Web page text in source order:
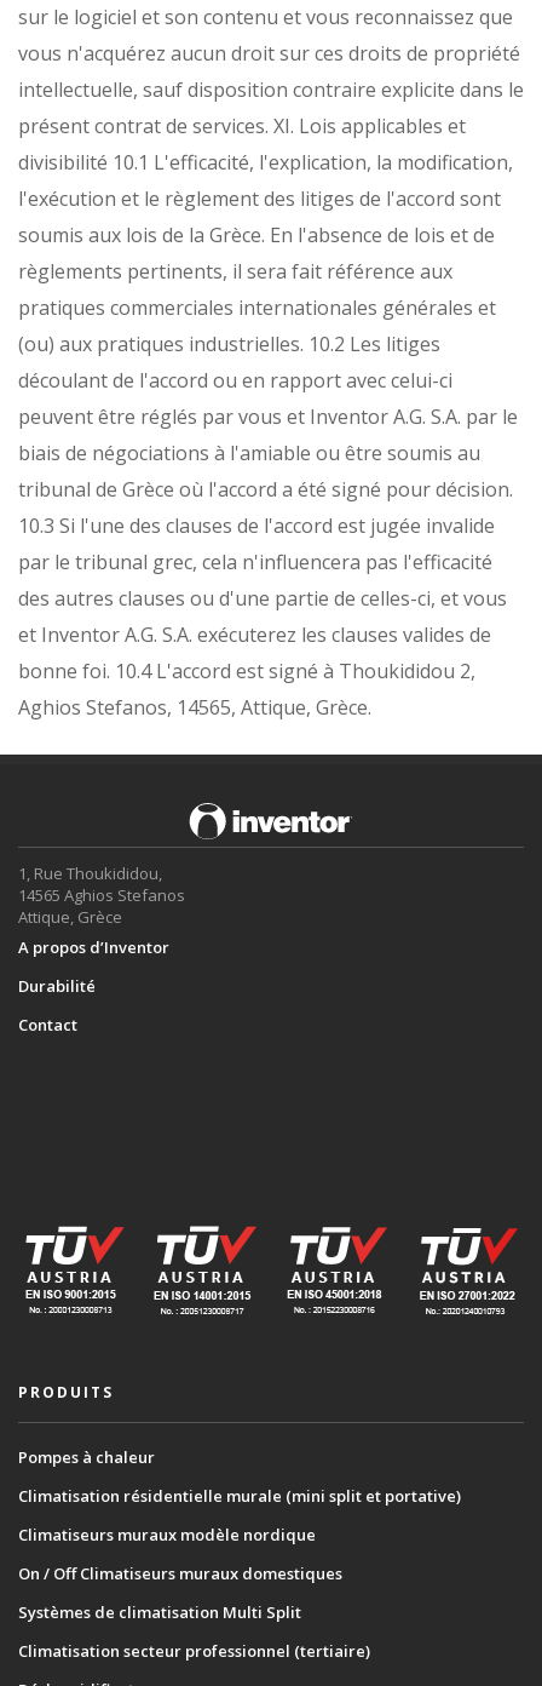
sur le logiciel et son contenu et vous reconnaissez que
vous n'acquérez aucun droit sur ces droits de propriété
intellectuelle, sauf disposition contraire explicite dans le
présent contrat de services. XI. Lois applicables et
divisibilité 10.1 L'efficacité, l'explication, la modification,
l'exécution et le règlement des litiges de l'accord sont
soumis aux lois de la Grèce. En l'absence de lois et de
règlements pertinents, il sera fait référence aux
pratiques commerciales internationales générales et
(ou) aux pratiques industrielles. 10.2 Les litiges
découlant de l'accord ou en rapport avec celui-ci
peuvent être réglés par vous et Inventor A.G. S.A. par le
biais de négociations à l'amiable ou être soumis au
tribunal de Grèce où l'accord a été signé pour décision.
10.3 Si l'une des clauses de l'accord est jugée invalide
par le tribunal grec, cela n'influencera pas l'efficacité
des autres clauses ou d'une partie de celles-ci, et vous
et Inventor A.G. S.A. exécuterez les clauses valides de
bonne foi. 10.4 L'accord est signé à Thoukididou 2,
Aghios Stefanos, 14565, Attique, Grèce.
1, Rue Thoukididou,
14565 Aghios Stefanos
Attique, Grèce
A propos d’Inventor
Durabilité
Contact
PRODUITS
Pompes à chaleur
Climatisation résidentielle murale (mini split et portative)
Climatiseurs muraux modèle nordique
On / Off Climatiseurs muraux domestiques
Systèmes de climatisation Multi Split
Climatisation secteur professionnel (tertiaire)